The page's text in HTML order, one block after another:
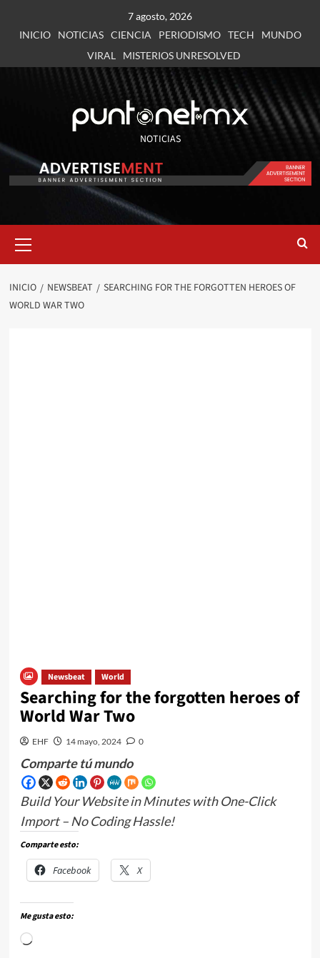
7 agosto, 2026
INICIO
NOTICIAS CIENCIA PERIODISMO TECH
MUNDO
VIRAL
MISTERIOS UNRESOLVED
NOTICIAS
INICIO NEWSBEAT
SEARCHING FOR THE FORGOTTEN HEROES OF
WORLD WAR TWO
Newsbeat World
Searching for the forgotten heroes of
World War Two
EHF 14 mayo, 2024 0
Comparte tú mundo
Build Your Website in Minutes with One-Click
Import – No Coding Hassle!
Comparte esto:
Facebook X
Me gusta esto: